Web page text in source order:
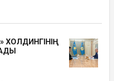
ХОЛДИНГІНІҢ